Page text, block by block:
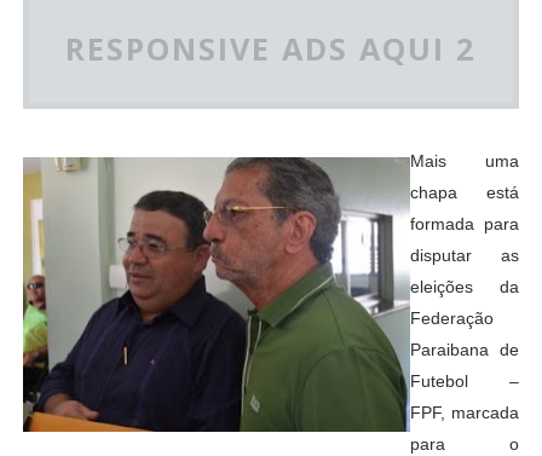
RESPONSIVE ADS AQUI 2
Mais uma
chapa está
formada para
disputar as
eleições da
Federação
Paraibana de
Futebol –
FPF, marcada
para o